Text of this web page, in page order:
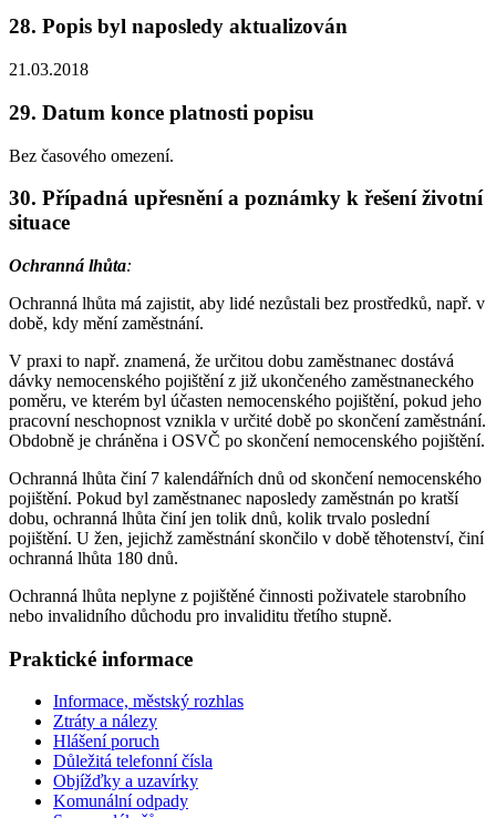
28. Popis byl naposledy aktualizován
21.03.2018
29. Datum konce platnosti popisu
Bez časového omezení.
30. Případná upřesnění a poznámky k řešení životní
situace
Ochranná lhůta:
Ochranná lhůta má zajistit, aby lidé nezůstali bez prostředků, např. v
době, kdy mění zaměstnání.
V praxi to např. znamená, že určitou dobu zaměstnanec dostává
dávky nemocenského pojištění z již ukončeného zaměstnaneckého
poměru, ve kterém byl účasten nemocenského pojištění, pokud jeho
pracovní neschopnost vznikla v určité době po skončení zaměstnání.
Obdobně je chráněna i OSVČ po skončení nemocenského pojištění.
Ochranná lhůta činí 7 kalendářních dnů od skončení nemocenského
pojištění. Pokud byl zaměstnanec naposledy zaměstnán po kratší
dobu, ochranná lhůta činí jen tolik dnů, kolik trvalo poslední
pojištění. U žen, jejichž zaměstnání skončilo v době těhotenství, činí
ochranná lhůta 180 dnů.
Ochranná lhůta neplyne z pojištěné činnosti poživatele starobního
nebo invalidního důchodu pro invaliditu třetího stupně.
Praktické informace
Informace, městský rozhlas
Ztráty a nálezy
Hlášení poruch
Důležitá telefonní čísla
Objížďky a uzavírky
Komunální odpady